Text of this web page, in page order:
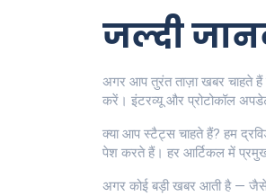
जल्दी
अगर आप तुरंत ताज़ा खबर चाहते हैं
करें। इंटरव्यू और प्रोटोकॉल
क्या आप स्टैट्स चाहते हैं? हम
पेश करते हैं। हर आर्टिकल में प्रमुख
अगर कोई बड़ी खबर आती है — जैसे